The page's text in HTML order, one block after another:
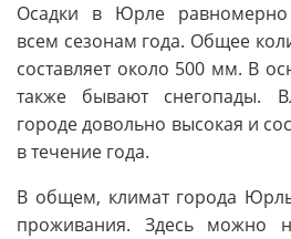
Осадки в Юрле равномерно
всем сезонам года. Общее
составляет около 500 мм. В
также бывают снегопады.
городе довольно высокая и
в течение года.
В общем, климат города
проживания. Здесь можно